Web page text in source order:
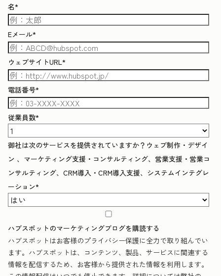
名*
Eメール*
ウェブサイトURL*
電話番号*
従業員数*
御社は次のサービスを提供されていますか？ウェブ制作・デザイ
ン 、マーケティング支援・コンサルティング、営業支援・営業コ
ンサルティング、CRM導入・CRM導入支援、システムインテグレ
ーション*
ハブスポットのマーケティングブログを購読する
ハブスポットはお客様のプライバシー保護に全力で取り組んでい
ます。ハブスポットは、コンテンツ、製品、サービスに関連する
情報を配信するため、お客様から提供された情報を利用します。